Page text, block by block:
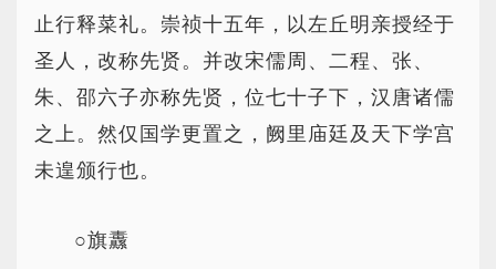
止行释菜礼。崇祯十五年，以左丘明亲授经于
圣人，改称先贤。并改宋儒周、二程、张、
朱、邵六子亦称先贤，位七十子下，汉唐诸儒
之上。然仅国学更置之，阙里庙廷及天下学宫
未遑颁行也。
○旗纛